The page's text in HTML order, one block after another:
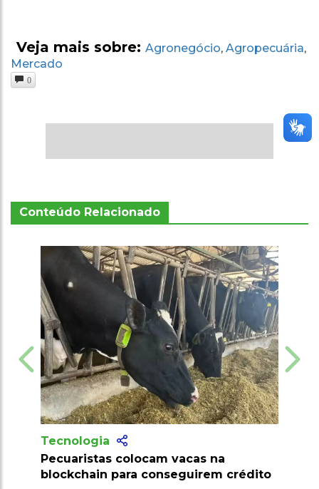
Veja mais sobre: Agronegócio, Agropecuária,
Mercado
0
Conteúdo Relacionado
vacas na
crédito
Tecnologia
Produtores recebem mais de 10
milhões de doses de vacinas